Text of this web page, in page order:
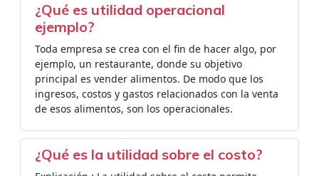
¿Qué es utilidad operacional
ejemplo?
Toda empresa se crea con el fin de hacer algo, por
ejemplo, un restaurante, donde su objetivo
principal es vender alimentos. De modo que los
ingresos, costos y gastos relacionados con la venta
de esos alimentos, son los operacionales.
¿Qué es la utilidad sobre el costo?